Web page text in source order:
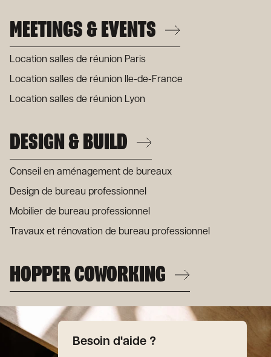
MEETINGS & EVENTS
Location salles de réunion Paris
Location salles de réunion Ile-de-France
Location salles de réunion Lyon
DESIGN & BUILD
Conseil en aménagement de bureaux
Design de bureau professionnel
Mobilier de bureau professionnel
Travaux et rénovation de bureau professionnel
HOPPER COWORKING
Besoin d'aide ?